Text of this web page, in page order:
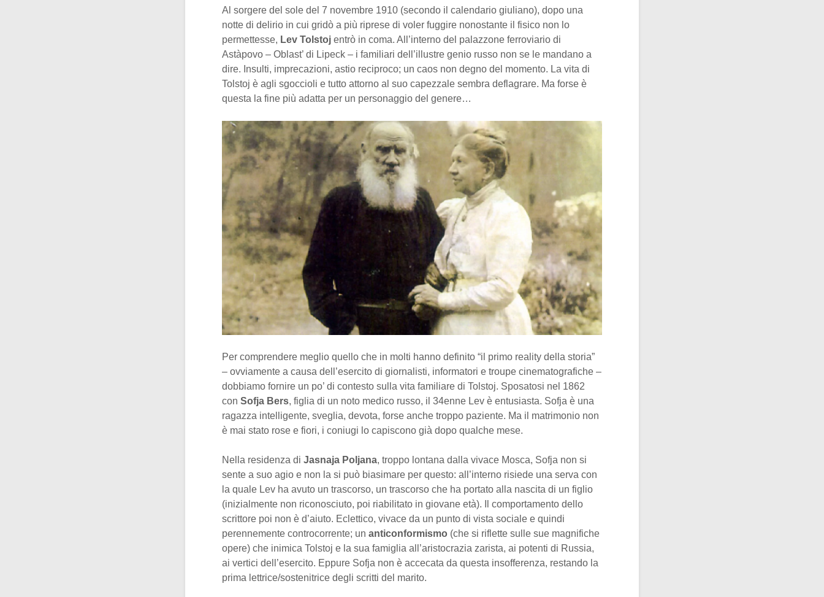
Al sorgere del sole del 7 novembre 1910 (secondo il calendario giuliano), dopo una
notte di delirio in cui gridò a più riprese di voler fuggire nonostante il fisico non lo
permettesse, Lev Tolstoj entrò in coma. All’interno del palazzone ferroviario di
Astàpovo – Oblast’ di Lipeck – i familiari dell’illustre genio russo non se le mandano a
dire. Insulti, imprecazioni, astio reciproco; un caos non degno del momento. La vita di
Tolstoj è agli sgoccioli e tutto attorno al suo capezzale sembra deflagrare. Ma forse è
questa la fine più adatta per un personaggio del genere…
Per comprendere meglio quello che in molti hanno definito “il primo reality della storia”
– ovviamente a causa dell’esercito di giornalisti, informatori e troupe cinematografiche –
dobbiamo fornire un po’ di contesto sulla vita familiare di Tolstoj. Sposatosi nel 1862
con Sofja Bers, figlia di un noto medico russo, il 34enne Lev è entusiasta. Sofja è una
ragazza intelligente, sveglia, devota, forse anche troppo paziente. Ma il matrimonio non
è mai stato rose e fiori, i coniugi lo capiscono già dopo qualche mese.
Nella residenza di Jasnaja Poljana, troppo lontana dalla vivace Mosca, Sofja non si
sente a suo agio e non la si può biasimare per questo: all’interno risiede una serva con
la quale Lev ha avuto un trascorso, un trascorso che ha portato alla nascita di un figlio
(inizialmente non riconosciuto, poi riabilitato in giovane età). Il comportamento dello
scrittore poi non è d’aiuto. Eclettico, vivace da un punto di vista sociale e quindi
perennemente controcorrente; un anticonformismo (che si riflette sulle sue magnifiche
opere) che inimica Tolstoj e la sua famiglia all’aristocrazia zarista, ai potenti di Russia,
ai vertici dell’esercito. Eppure Sofja non è accecata da questa insofferenza, restando la
prima lettrice/sostenitrice degli scritti del marito.